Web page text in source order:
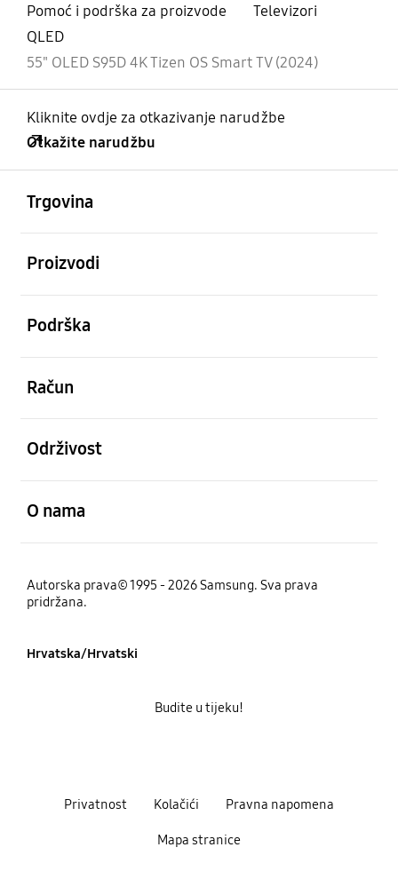
Pomoć i podrška za proizvode
Televizori
QLED
55" OLED S95D 4K Tizen OS Smart TV (2024)
Kliknite ovdje za otkazivanje narudžbe
Otkažite narudžbu
Trgovina
Proizvodi
Podrška
Račun
Održivost
O nama
Autorska prava© 1995 - 2026 Samsung. Sva prava
pridržana.
Hrvatska/Hrvatski
Privatnost Kolačići Pravna napomena
Mapa stranice
Budite u tijeku!